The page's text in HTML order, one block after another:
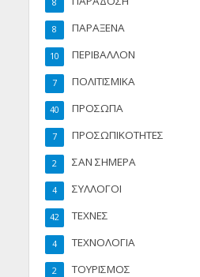
8
ΠΑΡΑΞΕΝΑ
8
ΠΕΡΙΒΑΛΛΟΝ
10
ΠΟΛΙΤΙΣΜΙΚΑ
7
ΠΡΟΣΩΠΑ
40
ΠΡΟΣΩΠΙΚΟΤΗΤΕΣ
7
ΣΑΝ ΣΗΜΕΡΑ
2
ΣΥΛΛΟΓΟΙ
4
ΤΕΧΝΕΣ
42
ΤΕΧΝΟΛΟΓΙΑ
4
ΤΟΥΡΙΣΜΟΣ
2